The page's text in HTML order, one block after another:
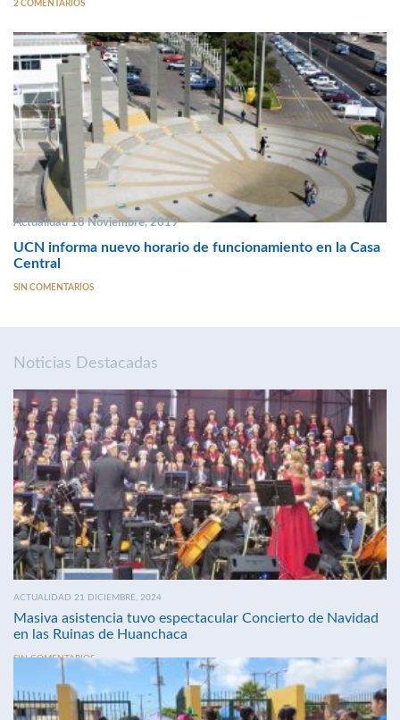
2 COMENTARIOS
Actualidad 18 Noviembre, 2019
UCN informa nuevo horario de funcionamiento en la Casa
Central
SIN COMENTARIOS
Noticias Destacadas
ACTUALIDAD 21 DICIEMBRE, 2024
Masiva asistencia tuvo espectacular Concierto de Navidad
en las Ruinas de Huanchaca
SIN COMENTARIOS